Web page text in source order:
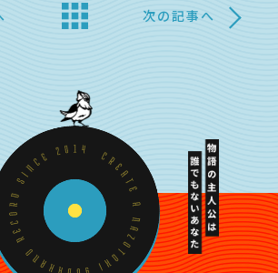
次の記事へ